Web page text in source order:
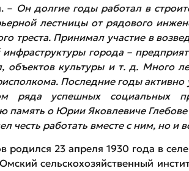
– Он долгие годы работал в
лестницы от рядового
треста. Принимал участие в
города –
объектов культуры и т. д. Много
Последние годы
ряда успешных социальных
память о Юрии Яковлевиче Глебове
честь работать вместе с ним, но и
родился 23 апреля 1930 года в
сельскохозяйственный